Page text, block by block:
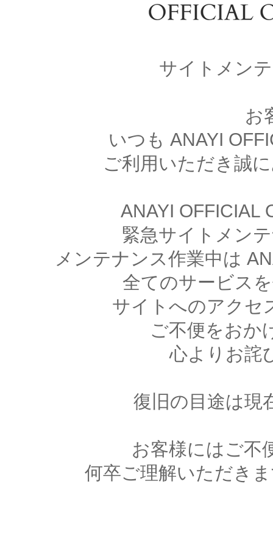
サイトメン
お
いつも ANAYI
ご利用いただき誠
ANAYI OFFICIAL
緊急サイトメン
メンテナンス作業中は
全てのサービス
サイトへのアクセ
ご不便をおか
心よりお詫
復旧の目途は現
お客様にはご不
何卒ご理解いただき